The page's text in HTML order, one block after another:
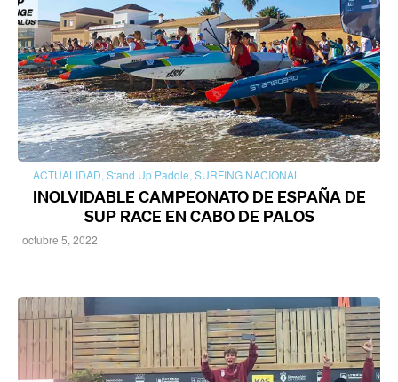
ACTUALIDAD, Stand Up Paddle, SURFING NACIONAL
INOLVIDABLE CAMPEONATO DE ESPAÑA DE
SUP RACE EN CABO DE PALOS
octubre 5, 2022